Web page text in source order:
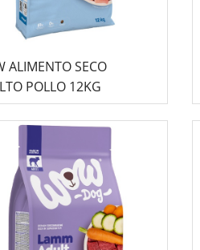
ALIMENTO SECO
POLLO 12KG